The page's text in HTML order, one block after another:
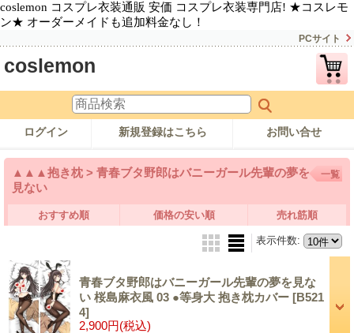
coslemon コスプレ衣装通販 安価 コスプレ衣装専門店! ★コスレモ
ン★ オーダーメイドも追加料金なし！
PCサイト
coslemon
ログイン 新規登録はこちら お問い合せ
▲▲▲抱き枕 > 青春ブタ野郎はバニーガール先輩の夢を
見ない
一覧
おすすめ順 価格の安い順 売れ筋順
表示件数:
青春ブタ野郎はバニーガール先輩の夢を見な
い 桜島麻衣風 03 ●等身大 抱き枕カバー [B521
4]
2,900円(税込)